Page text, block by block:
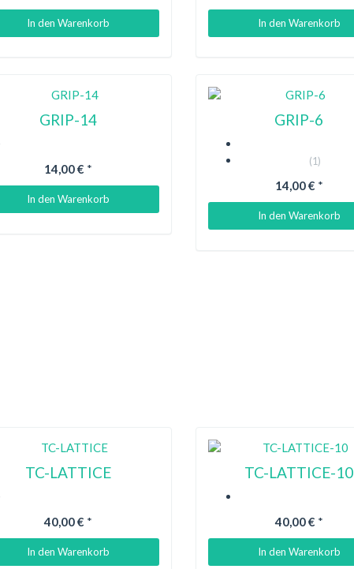
In den Warenkorb In den Warenkorb
GRIP-14
14,00 € *
In den Warenkorb
GRIP-6
(1)
14,00 € *
In den Warenkorb
TC-LATTICE
40,00 € *
In den Warenkorb
TC-LATTICE-10
40,00 € *
In den Warenkorb